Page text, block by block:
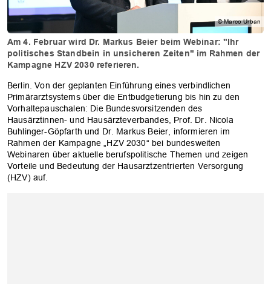
© Marco Urban
Am 4. Februar wird Dr. Markus Beier beim Webinar: "Ihr
politisches Standbein in unsicheren Zeiten" im Rahmen der
Kampagne HZV 2030 referieren.
Berlin. Von der geplanten Einführung eines verbindlichen
Primärarztsystems über die Entbudgetierung bis hin zu den
Vorhaltepauschalen: Die Bundesvorsitzenden des
Hausärztinnen- und Hausärzteverbandes, Prof. Dr. Nicola
Buhlinger-Göpfarth und Dr. Markus Beier, informieren im
Rahmen der Kampagne „HZV 2030“ bei bundesweiten
Webinaren über aktuelle berufspolitische Themen und zeigen
Vorteile und Bedeutung der Hausarztzentrierten Versorgung
(HZV) auf.